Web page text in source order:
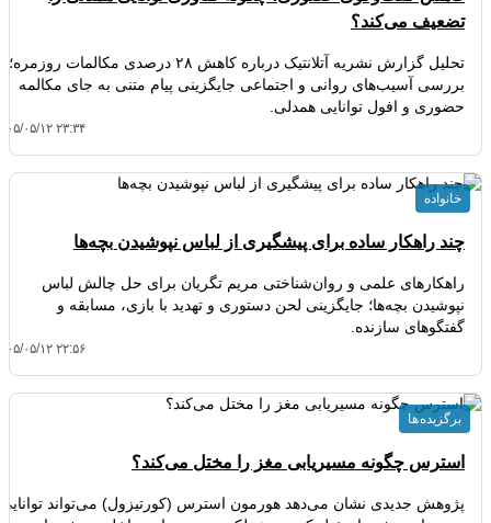
تضعیف می‌کند؟
تحلیل گزارش نشریه آتلانتیک درباره کاهش ۲۸ درصدی مکالمات روزمره؛
بررسی آسیب‌های روانی و اجتماعی جایگزینی پیام متنی به جای مکالمه
حضوری و افول توانایی همدلی.
۱۴۰۵/۰۵/۱۲
چند راهکار ساده برای پیشگیری از لباس نپوشیدن بچه‌ها
راهکارهای علمی و روان‌شناختی مریم تگریان برای حل چالش لباس
نپوشیدن بچه‌ها؛ جایگزینی لحن دستوری و تهدید با بازی، مسابقه و
گفتگوهای سازنده.
۱۴۰۵/۰۵/۱۲
خانواده
استرس چگونه مسیریابی مغز را مختل می‌کند؟
پژوهش جدیدی نشان می‌دهد هورمون استرس (کورتیزول) می‌تواند توانایی
برگزیده ها